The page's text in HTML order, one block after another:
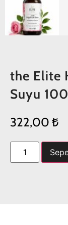
the Elite
Suyu
322,00 ₺